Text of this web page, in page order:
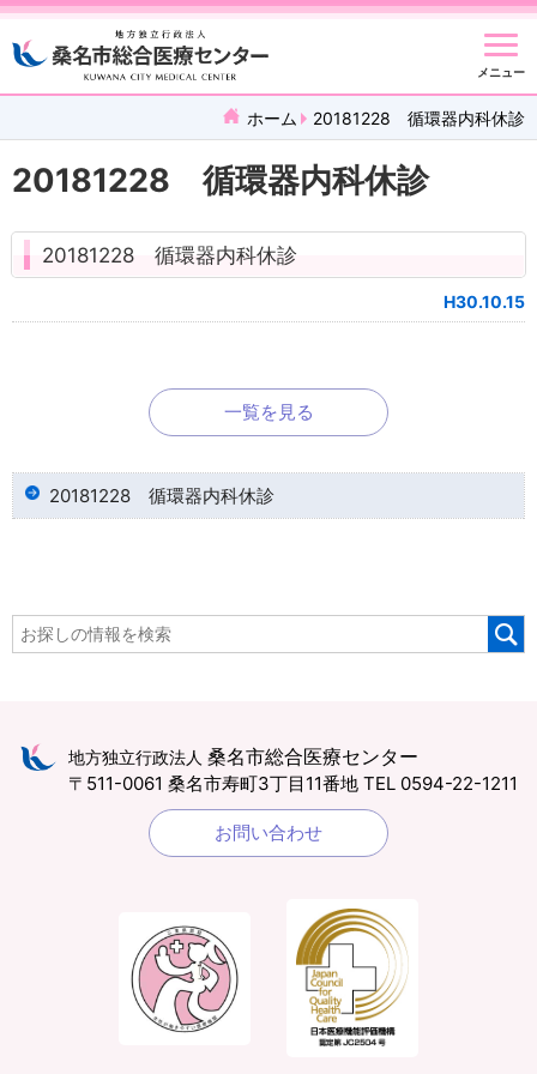
メニュー
ホーム 20181228 循環器内科休診
20181228 循環器内科休診
20181228 循環器内科休診
H30.10.15
一覧を見る
20181228 循環器内科休診
地方独立行政法人 桑名市総合医療センター
〒511-0061 桑名市寿町3丁目11番地 TEL 0594-22-1211
お問い合わせ